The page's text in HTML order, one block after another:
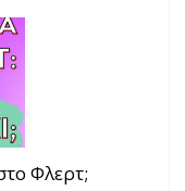
Φλερτ;